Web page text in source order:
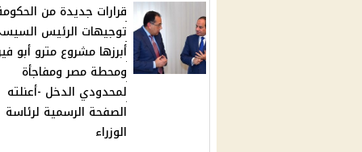
قرارات جديدة من
توجيهات الرئيس
أبرزها مشروع مترو أبو
ومحطة مصر ومفاجأة
لمحدودي الدخل -أعنلته
الصفحة الرسمية لرئاسة
الوزراء